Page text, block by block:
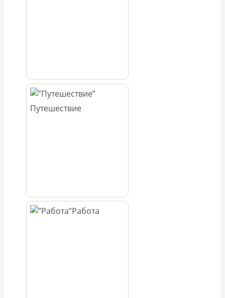
Путешествие
Работа